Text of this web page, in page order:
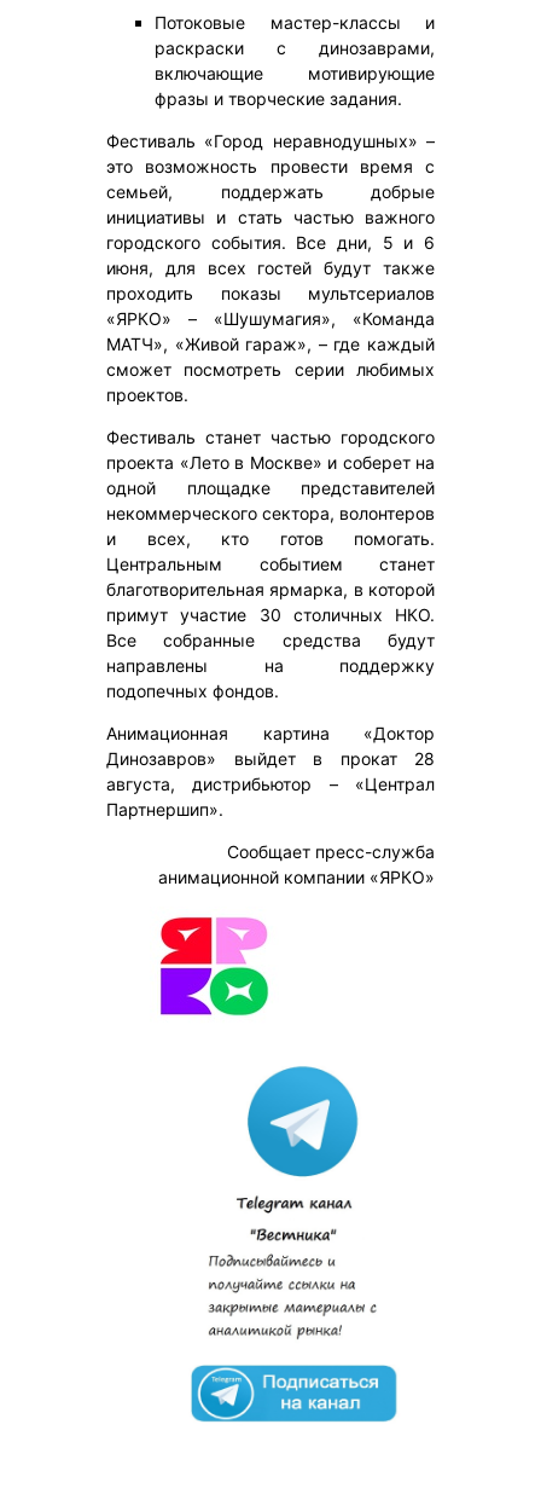
Потоковые мастер-классы и
раскраски с динозаврами,
включающие мотивирующие
фразы и творческие задания.
Фестиваль «Город неравнодушных» –
это возможность провести время с
семьей, поддержать добрые
инициативы и стать частью важного
городского события. Все дни, 5 и 6
июня, для всех гостей будут также
проходить показы мультсериалов
«ЯРКО» – «Шушумагия», «Команда
МАТЧ», «Живой гараж», – где каждый
сможет посмотреть серии любимых
проектов.
Фестиваль станет частью городского
проекта «Лето в Москве» и соберет на
одной площадке представителей
некоммерческого сектора, волонтеров
и всех, кто готов помогать.
Центральным событием станет
благотворительная ярмарка, в которой
примут участие 30 столичных НКО.
Все собранные средства будут
направлены на поддержку
подопечных фондов.
Анимационная картина «Доктор
Динозавров» выйдет в прокат 28
августа, дистрибьютор – «Централ
Партнершип».
Сообщает пресс-служба
анимационной компании «ЯРКО»